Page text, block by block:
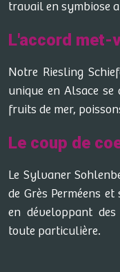
travail en symbiose
L'accord met-
Notre Riesling
unique en Alsace
fruits de mer,
Le coup de
Le Sylvaner
de Grès Perméens
en développant
toute particulière.